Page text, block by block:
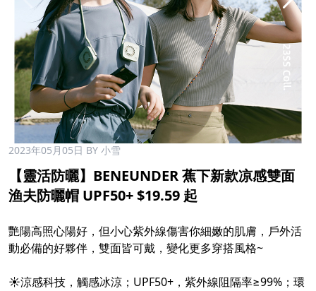
2023年05月05日 BY 小雪
【靈活防曬】BENEUNDER 蕉下新款凉感雙面
渔夫防曬帽 UPF50+ $19.59 起
艷陽高照心陽好，但小心紫外線傷害你細嫩的肌膚，戶外活
動必備的好夥伴，雙面皆可戴，變化更多穿搭風格~
☀涼感科技，觸感冰涼；UPF50+，紫外線阻隔率≥99%；環